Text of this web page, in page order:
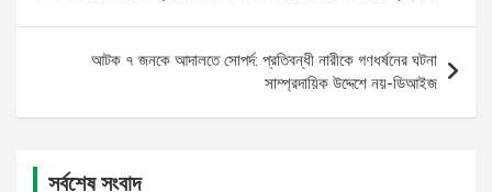
navigation
আটক ৭ জনকে আদালতে সোপর্দ: প্রতিবন্ধী নারীকে গণধর্ষনের ঘটনা
সাম্প্রদায়িক উদ্দেশে নয়-ডিআইজ
সর্বশেষ সংবাদ